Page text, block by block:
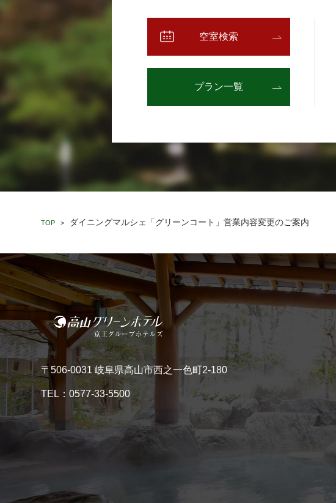
空室検索
プラン一覧
TOP > ダイニングマルシェ「グリーンコート」営業内容変更のご案内
〒506-0031 岐阜県高山市西之一色町2-180
TEL：0577-33-5500